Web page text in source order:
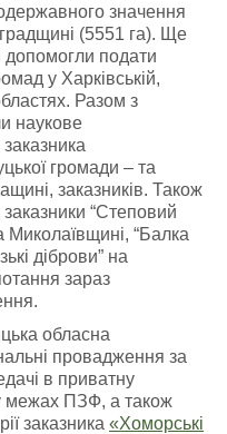
значення
(5551 га). Ще
допомогли подати
у Харківській,
Разом з
наукове
громади – та
заказників. Також
“Степовий
Миколаївщині, “Балка
діброви” на
зараз
обласна
провадження за
в приватну
межах ПЗФ, а також
заказника «Хоморські